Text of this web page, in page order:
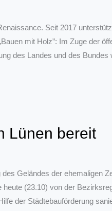
Seit 2017
mit Holz”: Im Zuge der
des Landes und des Bundes
Lünen bereit
Geländes der ehemaligen
(23.10) von der
der Städtebauförderung